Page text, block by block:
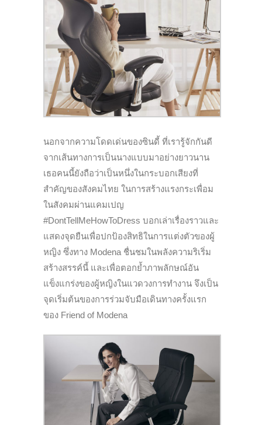
นอกจากความโดดเด่นของซินดี้ ที่เรารู้จักกันดี
จากเส้นทางการเป็นนางแบบมาอย่างยาวนาน
เธอคนนี้ยังถือว่าเป็นหนึ่งในกระบอกเสียงที่
สำคัญของสังคมไทย ในการสร้างแรงกระเพื่อม
ในสังคมผ่านแคมเปญ
#DontTellMeHowToDress บอกเล่าเรื่องราวและ
แสดงจุดยืนเพื่อปกป้องสิทธิในการแต่งตัวของผู้
หญิง ซึ่งทาง Modena ชื่นชมในพลังความริเริ่ม
สร้างสรรค์นี้ และเพื่อตอกย้ำภาพลักษณ์อัน
แข็งแกร่งของผู้หญิงในแวดวงการทำงาน จึงเป็น
จุดเริ่มต้นของการร่วมจับมือเดินทางครั้งแรก
ของ Friend of Modena